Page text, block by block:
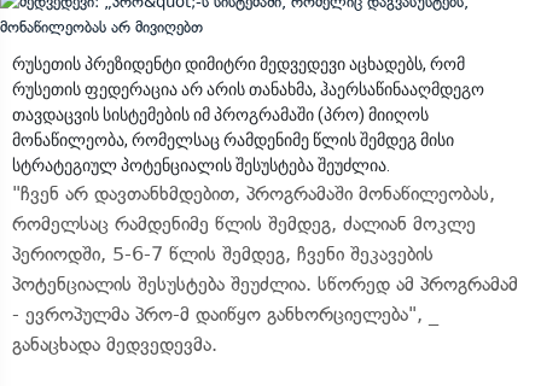
რუსეთის პრეზიდენტი დიმიტრი მედვედევი აცხადებს, რომ
რუსეთის ფედერაცია არ არის თანახმა, ჰაერსაწინააღმდეგო
თავდაცვის სისტემების იმ პროგრამაში (პრო) მიიღოს
მონაწილეობა, რომელსაც რამდენიმე წლის შემდეგ მისი
სტრატეგიულ პოტენციალის შესუსტება შეუძლია.
"ჩვენ არ დავთანხმდებით, პროგრამაში მონაწილეობას,
რომელსაც რამდენიმე წლის შემდეგ, ძალიან მოკლე
პერიოდში, 5-6-7 წლის შემდეგ, ჩვენი შეკავების
პოტენციალის შესუსტება შეუძლია. სწორედ ამ პროგრამამ
- ევროპულმა პრო-მ დაიწყო განხორციელება", _
განაცხადა მედვედევმა.